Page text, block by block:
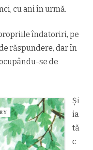
cu ani în urmă.
îndatoriri, pe
răspundere, dar în
se de
Și
ia
tă
c